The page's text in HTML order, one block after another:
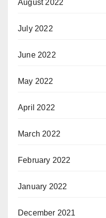
August 2022
July 2022
June 2022
May 2022
April 2022
March 2022
February 2022
January 2022
December 2021